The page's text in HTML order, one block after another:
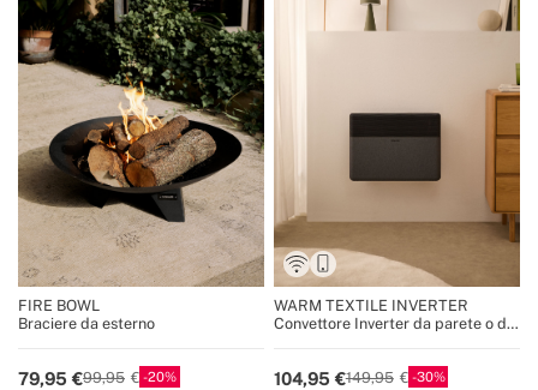
FIRE BOWL
Braciere da esterno
79,95 99,95 20
WARM TEXTILE INVERTER
Convettore Inverter da parete o da
104,95 149,95 30